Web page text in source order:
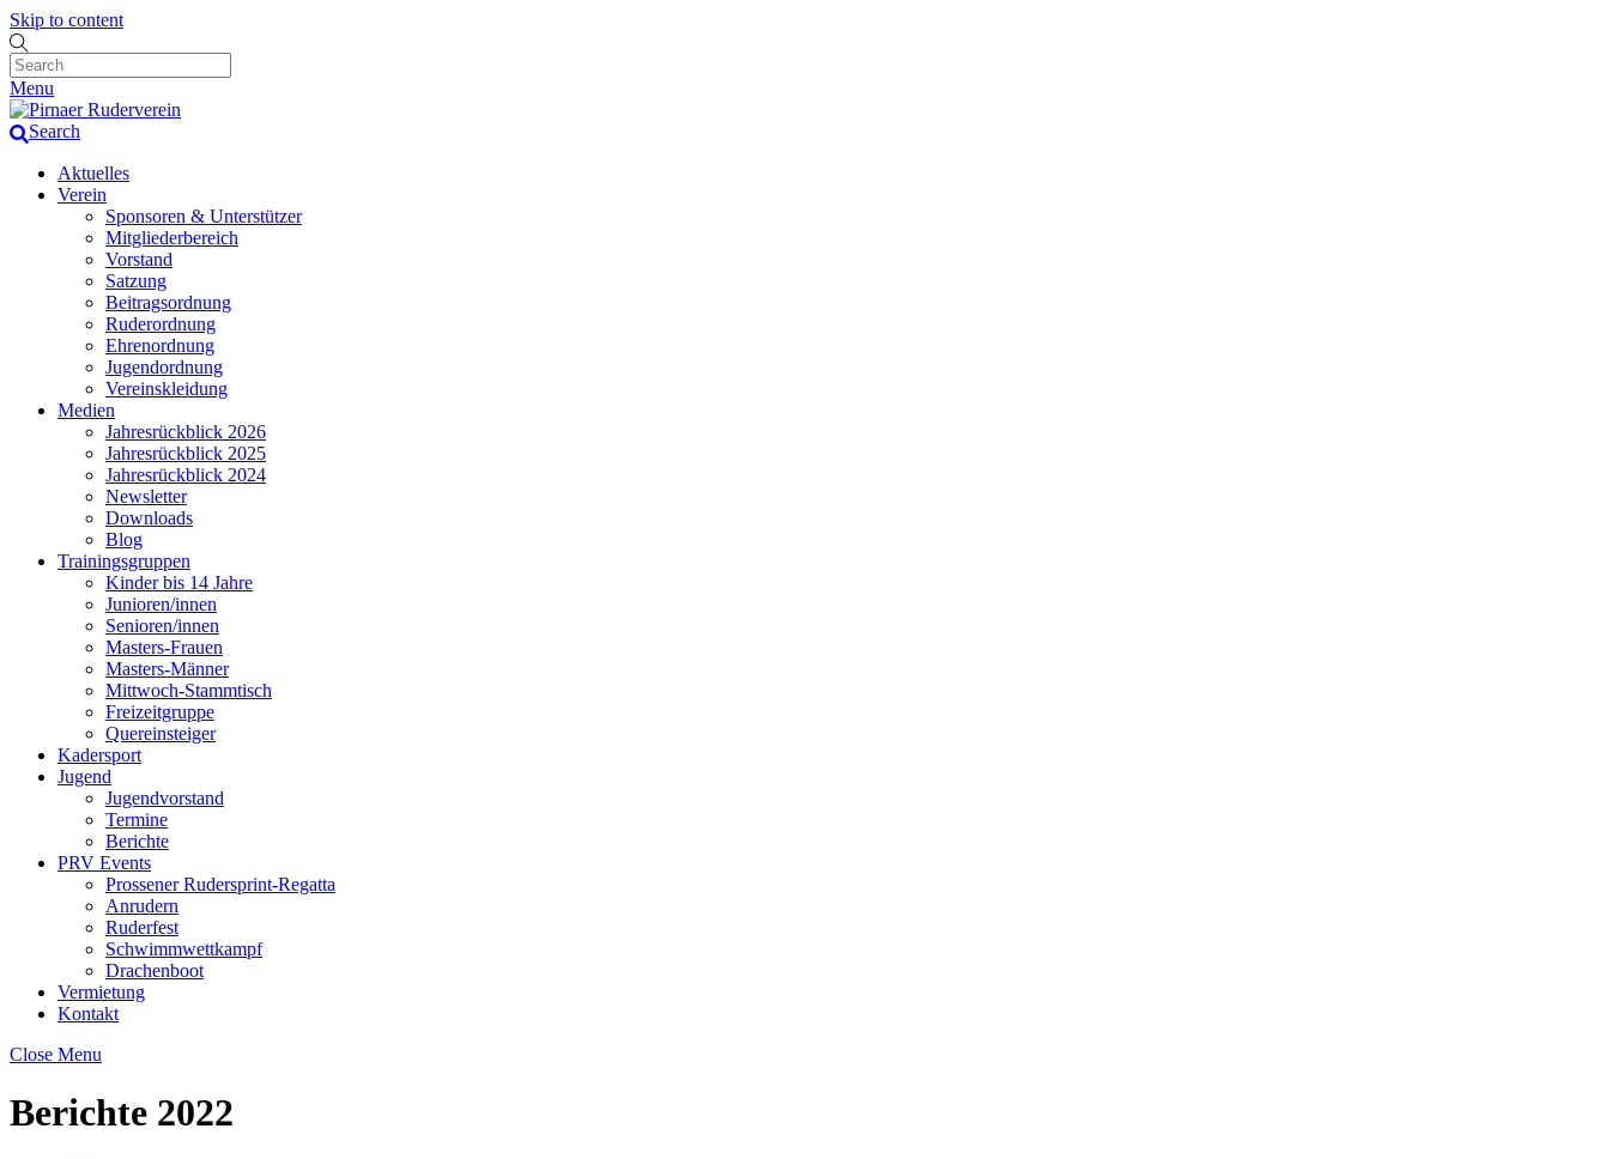
Skip to content
Menu
Search
Aktuelles
Verein
Sponsoren & Unterstützer
Mitgliederbereich
Vorstand
Satzung
Beitragsordnung
Ruderordnung
Ehrenordnung
Jugendordnung
Vereinskleidung
Medien
Jahresrückblick 2026
Jahresrückblick 2025
Jahresrückblick 2024
Newsletter
Downloads
Blog
Trainingsgruppen
Kinder bis 14 Jahre
Junioren/innen
Senioren/innen
Masters-Frauen
Masters-Männer
Mittwoch-Stammtisch
Freizeitgruppe
Quereinsteiger
Kadersport
Jugend
Jugendvorstand
Termine
Berichte
PRV Events
Prossener Rudersprint-Regatta
Anrudern
Ruderfest
Schwimmwettkampf
Drachenboot
Vermietung
Kontakt
Close Menu
Berichte 2022